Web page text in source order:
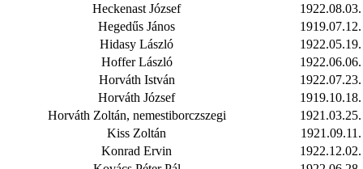
Heckenast József
1922.08.03.
Hegedűs János
1919.07.12.
Hidasy László
1922.05.19.
Hoffer László
1922.06.06.
Horváth István
1922.07.23.
Horváth József
1919.10.18.
Horváth Zoltán, nemestiborczszegi
1921.03.25.
Kiss Zoltán
1921.09.11.
Konrad Ervin
1922.12.02.